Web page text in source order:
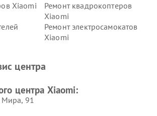
Xiaomi
Ремонт квадрокоптеров
Xiaomi
Ремонт электросамокатов
Xiaomi
машин
Ремонт смарт-часов Xiaomi
центра
центра Xiaomi:
Мира, 91